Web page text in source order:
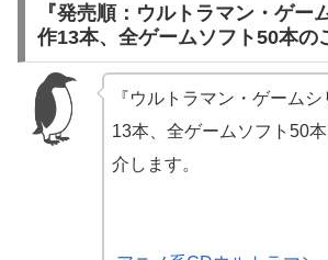
『発売順：ウルトラマン・ゲー
作13本、全ゲームソフト50本の
『ウルトラマン・ゲーム
13本、全ゲームソフト50
介します。